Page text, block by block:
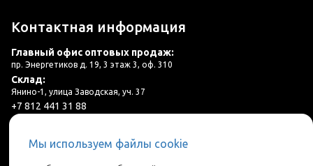
Контактная информация
Главный офис оптовых продаж:
пр. Энергетиков д. 19, 3 этаж 3, оф. 310
Склад:
Янино-1, улица Заводская, уч. 37
+7 812 441 31 88
plitka@lincer.ru
3 салона в г. Санкт-Петербург и ЛО
Мы используем файлы cookie